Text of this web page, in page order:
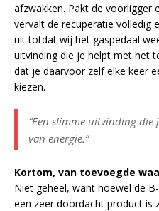
afzwakken. Pakt de voorligger
vervalt de recuperatie volledig
uit totdat wij het gaspedaal
uitvinding die je helpt met het
dat je daarvoor zelf elke keer
kiezen.
“Een slimme uitvinding
van energie.”
Kortom, van toevoegde
Niet geheel, want hoewel de
een zeer doordacht product is